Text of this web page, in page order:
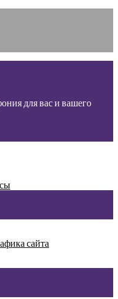
для вас и вашего
сайта